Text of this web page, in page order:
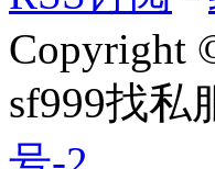
Copyright
sf999找私